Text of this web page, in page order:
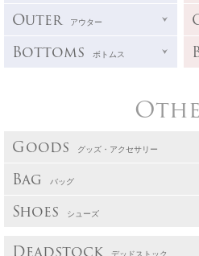
Outer アウター
Bottoms ボトムス
Goods グッズ・アクセサリー
Bag バッグ
Shoes シューズ
Deadstock デッドストック